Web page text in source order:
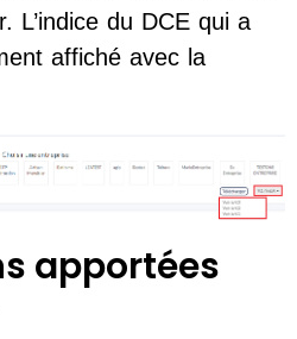
L’indice du DCE qui a
affiché avec la
apportées